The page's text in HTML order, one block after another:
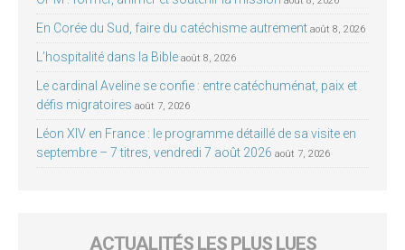
En Corée du Sud, faire du catéchisme autrement août 8, 2026
L’hospitalité dans la Bible août 8, 2026
Le cardinal Aveline se confie : entre catéchuménat, paix et
défis migratoires août 7, 2026
Léon XIV en France : le programme détaillé de sa visite en
septembre – 7 titres, vendredi 7 août 2026 août 7, 2026
ACTUALITÉS LES PLUS LUES